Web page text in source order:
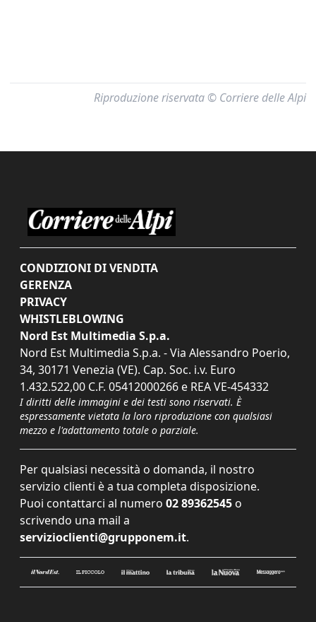
Riproduzione riservata © Corriere delle Alpi
CONDIZIONI DI VENDITA
GERENZA
PRIVACY
WHISTLEBLOWING
Nord Est Multimedia S.p.a.
Nord Est Multimedia S.p.a. - Via Alessandro Poerio,
34, 30171 Venezia (VE). Cap. Soc. i.v. Euro
1.432.522,00 C.F. 05412000266 e REA VE-454332
I diritti delle immagini e dei testi sono riservati. È
espressamente vietata la loro riproduzione con qualsiasi
mezzo e l'adattamento totale o parziale.
Per qualsiasi necessità o domanda, il nostro
servizio clienti è a tua completa disposizione.
Puoi contattarci al numero 02 89362545 o
scrivendo una mail a
servizioclienti@grupponem.it.